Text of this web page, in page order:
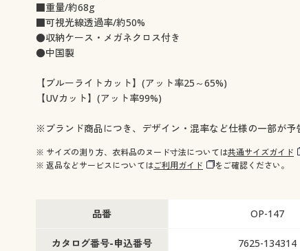
■重量/約68g
■可視光線透過率/約50%
●収納ケース・メガネクロス付き
●中国製
【ブルーライトカット】(アット率25～65%)
【UVカット】(アット率99%)
※ブランド商品につき、デザイン・混率など仕様の一部が予
※ サイズの測り方、衣料品のヌード寸法については共通サイズガイド
※ 返品などサービスについてはご利用ガイド をご確認ください。
品番 OP-147
カタログ番号-申込番号 7625-134314